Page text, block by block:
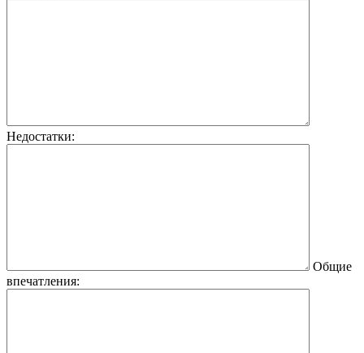
Недостатки:
Общие
впечатления: